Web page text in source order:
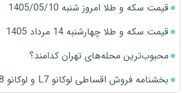
قیمت سکه و طلا امروز شنبه 1405/05/10
قیمت سکه و طلا چهارشنبه 14 مرداد 1405
محبوب‌ترین محله‌های تهران کدامند؟
بخشنامه فروش اقساطی لوکانو L7 و لوکانو L8 (مرداد 1405)